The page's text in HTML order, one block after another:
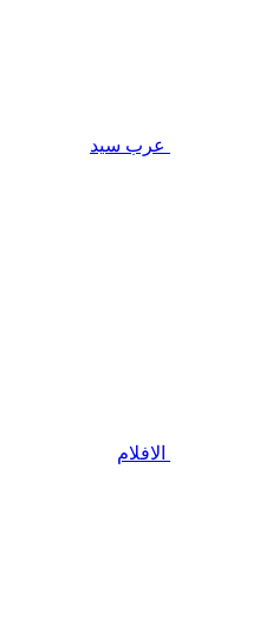
عرب سيد
الافلام